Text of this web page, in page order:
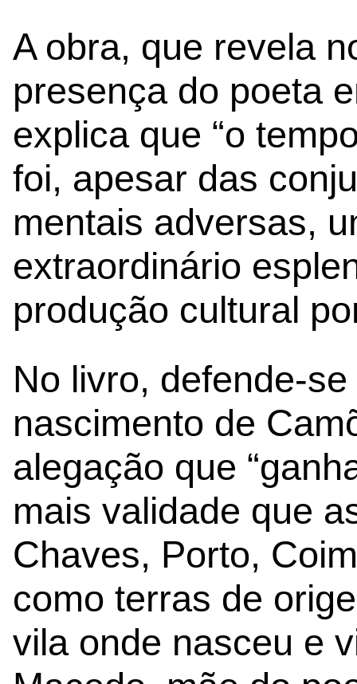
A obra, que revela
presença do poeta
explica que “o
foi, apesar das
mentais adversas,
extraordinário
produção cultural
No livro, defende-
nascimento de
alegação que
mais validade que
Chaves, Porto,
como terras de
vila onde nasceu e